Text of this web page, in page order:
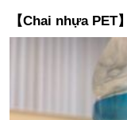
【Chai nhựa PET】